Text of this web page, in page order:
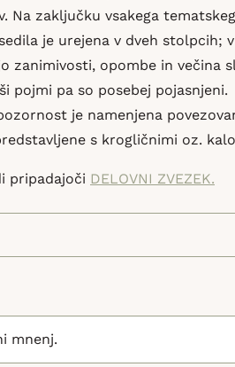
Na zaključku vsakega
je urejena v dveh
zanimivosti, opombe in večina
pojmi pa so posebej pojasnjeni.
je namenjena
s krogličnimi oz.
pripadajoči DELOVNI ZVEZEK.
mnenj.